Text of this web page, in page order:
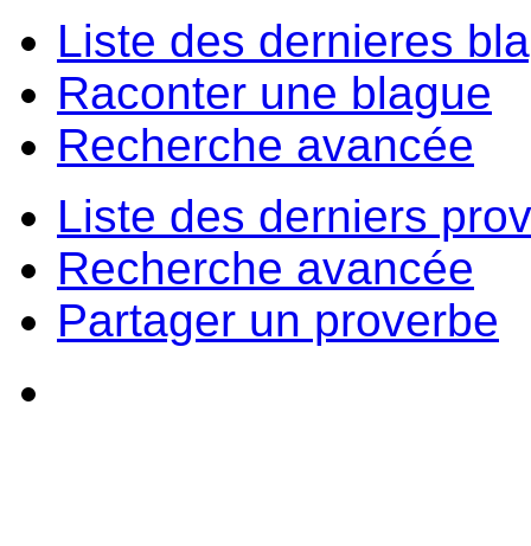
Liste des dernieres
Raconter une blague
Recherche avancée
Liste des derniers
Recherche avancée
Partager un proverbe